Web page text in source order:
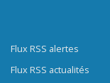
Flux RSS alertes
Flux RSS actualités